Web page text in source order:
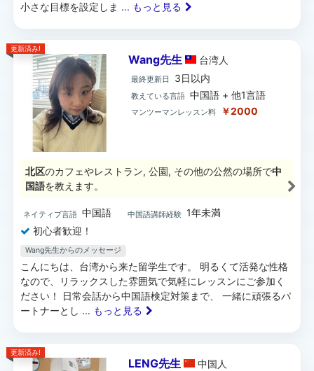
小さな目標を設定しま ... もっと見る
更新済み!
Wang先生 台湾人
最終更新日 3日以内
教えている言語 中国語 + 他1言語
マンツーマンレッスン料 ￥2000
北区のカフェやレストラン, 公園, その他の公然の場所で中
国語を教えます。
ネイティブ言語 中国語 中国語講師経験 1年未満
初心者歓迎！
Wang先生からのメッセージ
こんにちは、台湾から来た留学生です。 明るくて活発な性格
なので、リラックスした雰囲気で気軽にレッスンにご参加く
ださい！ 日常会話から中国語検定対策まで、 一緒に頑張るパ
ートナーとし ... もっと見る
更新済み!
LENG先生 中国 人